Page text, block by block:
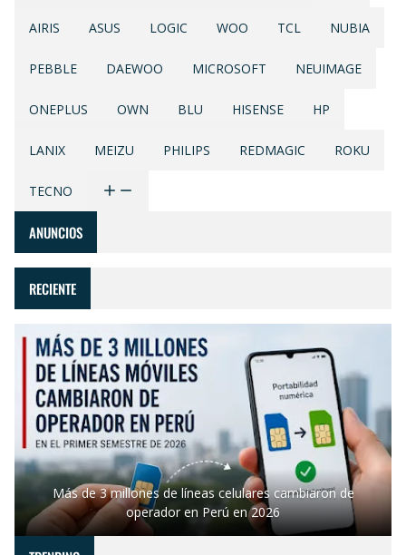
AIRIS ASUS LOGIC WOO TCL NUBIA
PEBBLE DAEWOO MICROSOFT NEUIMAGE
ONEPLUS OWN BLU HISENSE HP
LANIX MEIZU PHILIPS REDMAGIC ROKU
TECNO
ANUNCIOS
RECIENTE
Más de 3 millones de líneas celulares cambiaron de
operador en Perú en 2026